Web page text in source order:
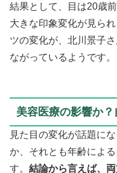
結果として、目は20歳
大きな印象変化が見ら
ツの変化が、北川景子
ながっているようです。
美容医療の影響か？
見た目の変化が話題に
か、それとも年齢によ
す。 結論から言えば、